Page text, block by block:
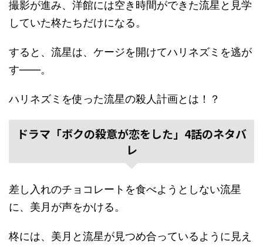
撮影が進み、洋館には空き時間ができた流星と見学
していた柊たちだけになる。
すると、流星は、ケージを開けてハリネズミを逃が
す――。
ハリネズミを使った流星の殺人計画とは！？
ドラマ「ボクの殺意が恋をした」4話のネタバ
レ
差し入れのチョコレートを食べようとしない流星
に、美月が声をかける。
柊には、美月と流星が見つめ合っているように見え